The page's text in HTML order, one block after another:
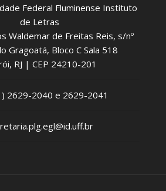
Federal Fluminense Instituto
de Letras
Waldemar de Freitas Reis, s/nº
Gragoatá, Bloco C Sala 518
RJ | CEP 24210-201
2629-2040 e 2629-2041